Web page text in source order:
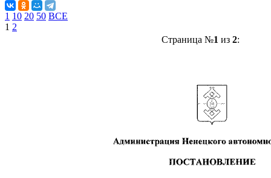
1 10 20 50 ВСЕ
1 2
Страница №1 из 2: